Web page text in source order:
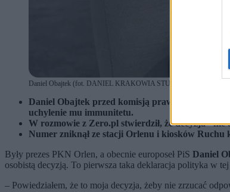
Daniel Obajtek (fot. DANIEL KRAKOWIA STUDIO LAUFER /
Daniel Obajtek przed komisją prawną
uchylenie mu immunitetu.
W rozmowie z Zero.pl stwierdził, że decyzja "nie
Numer zniknął ze stacji Orlenu i kiosków Ruchu
Były prezes PKN Orlen, a obecnie europoseł PiS Daniel
osobistą decyzją. To pierwsza taka deklaracja polityka w
– Powiedziałem, że to moja decyzja, żeby nie zrzucać